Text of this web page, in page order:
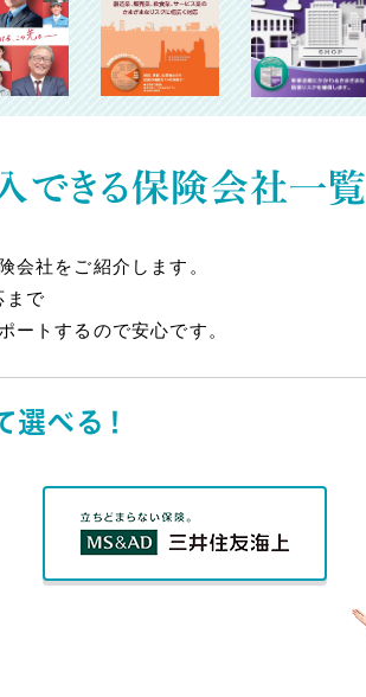
できる保険会社一覧
会社をご紹介します。
まで
ートするので安心です。
選べる！